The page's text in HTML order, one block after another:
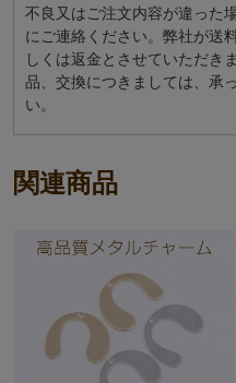
不良又はご注文内容が違った
にご連絡ください。弊社が送
しくは返金とさせていただき
品、交換につきましては、承
い。
関連商品